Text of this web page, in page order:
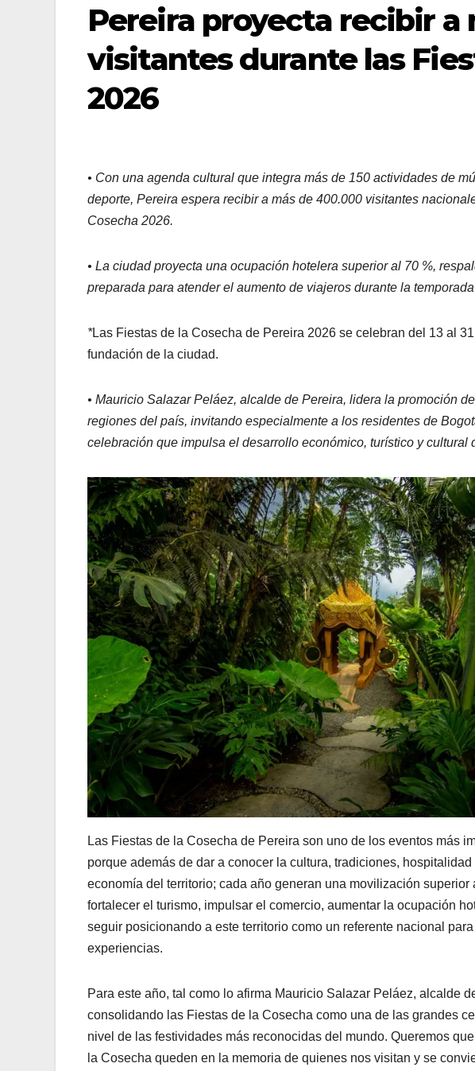
Pereira proyecta recibir a
visitantes durante las
2026
• Con una agenda cultural que integra más de 150 actividades de
deporte, Pereira espera recibir a más de 400.000 visitantes
Cosecha 2026.
• La ciudad proyecta una ocupación hotelera superior al 70 %,
preparada para atender el aumento de viajeros durante la
*Las Fiestas de la Cosecha de Pereira 2026 se celebran del 13 al
fundación de la ciudad.
• Mauricio Salazar Peláez, alcalde de Pereira, lidera la promoción
regiones del país, invitando especialmente a los residentes de
celebración que impulsa el desarrollo económico, turístico y cultural
Las Fiestas de la Cosecha de Pereira son uno de los eventos más
porque además de dar a conocer la cultura, tradiciones,
economía del territorio; cada año generan una movilización
fortalecer el turismo, impulsar el comercio, aumentar la ocupación
seguir posicionando a este territorio como un referente nacional
experiencias.
Para este año, tal como lo afirma Mauricio Salazar Peláez, alcalde
consolidando las Fiestas de la Cosecha como una de las grandes
nivel de las festividades más reconocidas del mundo. Queremos
la Cosecha queden en la memoria de quienes nos visitan y se